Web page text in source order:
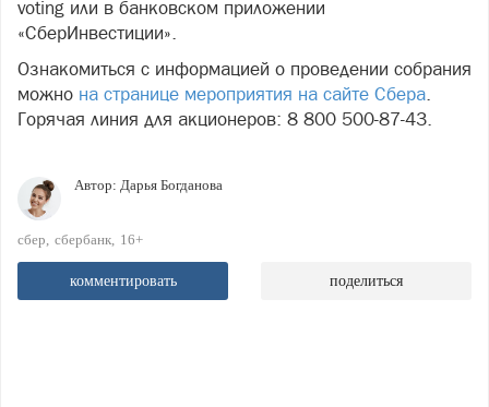
voting или в банковском приложении
«СберИнвестиции».
Ознакомиться с информацией о проведении собрания
можно на странице мероприятия на сайте Сбера.
Горячая линия для акционеров: 8 800 500-87-43.
Автор: Дарья Богданова
сбер сбербанк 16+
комментировать поделиться